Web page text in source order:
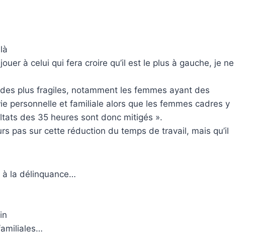
à celui qui fera croire qu’il est le plus à gauche, je ne
plus fragiles, notamment les femmes ayant des
personnelle et familiale alors que les femmes cadres y
des 35 heures sont donc mitigés ».
pas sur cette réduction du temps de travail, mais qu’il
à la délinquance…